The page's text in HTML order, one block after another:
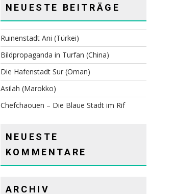
NEUESTE BEITRÄGE
Ruinenstadt Ani (Türkei)
Bildpropaganda in Turfan (China)
Die Hafenstadt Sur (Oman)
Asilah (Marokko)
Chefchaouen – Die Blaue Stadt im Rif
NEUESTE
KOMMENTARE
ARCHIV